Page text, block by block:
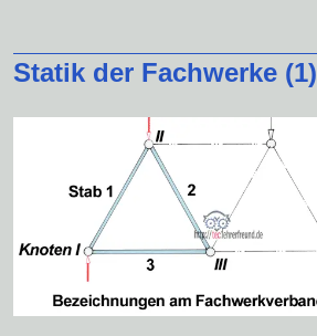
Statik der Fachwerke (1)